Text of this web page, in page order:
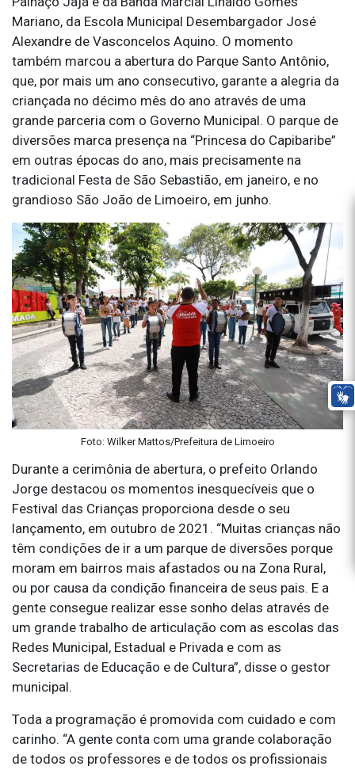
Mariano, da Escola Municipal Desembargador José
Alexandre de Vasconcelos Aquino. O momento
também marcou a abertura do Parque Santo Antônio,
que, por mais um ano consecutivo, garante a alegria da
criançada no décimo mês do ano através de uma
grande parceria com o Governo Municipal. O parque de
diversões marca presença na “Princesa do Capibaribe”
em outras épocas do ano, mais precisamente na
tradicional Festa de São Sebastião, em janeiro, e no
grandioso São João de Limoeiro, em junho.
Foto: Wilker Mattos/Prefeitura de Limoeiro
Durante a cerimônia de abertura, o prefeito Orlando
Jorge destacou os momentos inesquecíveis que o
Festival das Crianças proporciona desde o seu
lançamento, em outubro de 2021. “Muitas crianças não
têm condições de ir a um parque de diversões porque
moram em bairros mais afastados ou na Zona Rural,
ou por causa da condição financeira de seus pais. E a
gente consegue realizar esse sonho delas através de
um grande trabalho de articulação com as escolas das
Redes Municipal, Estadual e Privada e com as
Secretarias de Educação e de Cultura”, disse o gestor
municipal.
Toda a programação é promovida com cuidado e com
carinho. “A gente conta com uma grande colaboração
de todos os professores e de todos os profissionais